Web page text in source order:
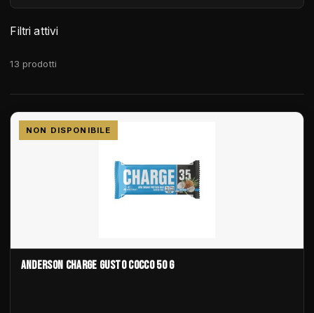
Filtri attivi
13 prodotti
IN SALDO!
-0,88 €
NON DISPONIBILE
ANDERSON CHARGE GUSTO COCCO 50 G